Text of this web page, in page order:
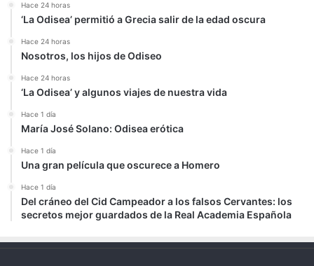
Hace 24 horas
‘La Odisea’ permitió a Grecia salir de la edad oscura
Hace 24 horas
Nosotros, los hijos de Odiseo
Hace 24 horas
‘La Odisea’ y algunos viajes de nuestra vida
Hace 1 día
María José Solano: Odisea erótica
Hace 1 día
Una gran película que oscurece a Homero
Hace 1 día
Del cráneo del Cid Campeador a los falsos Cervantes: los
secretos mejor guardados de la Real Academia Española